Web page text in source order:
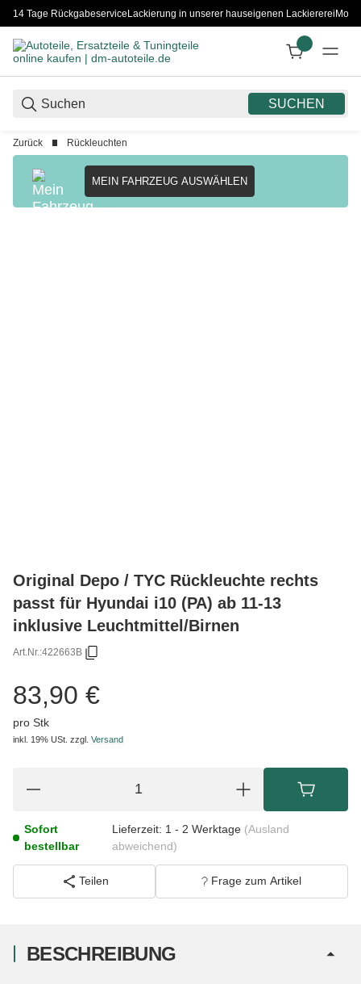
14 Tage RückgabeserviceLackierung in unserer hauseigenen Lackiererei
SUCHEN
Zurück Rückleuchten
MEIN FAHRZEUG AUSWÄHLEN
Original Depo / TYC Rückleuchte rechts
passt für Hyundai i10 (PA) ab 11-13
inklusive Leuchtmittel/Birnen
Art.Nr.:422663B
83,90 €
pro Stk
inkl. 19% USt. zzgl. Versand
Sofort
bestellbar
Lieferzeit: 1 - 2 Werktage (Ausland
abweichend)
Teilen Frage zum Artikel
BESCHREIBUNG